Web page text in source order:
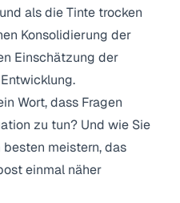
als die Tinte trocken
Konsolidierung der
Einschätzung der
Wort, dass Fragen
zu tun? Und wie Sie
meistern, das
einmal näher